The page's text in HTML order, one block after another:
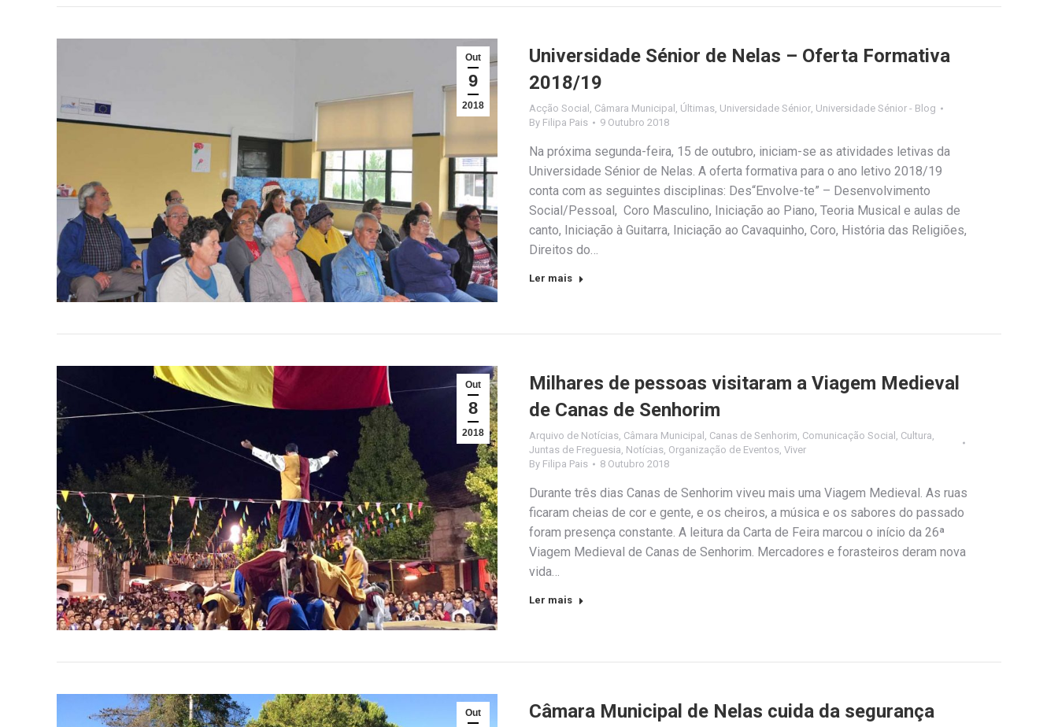
Out
9
2018
Universidade Sénior de Nelas – Oferta Formativa
2018/19
Acção Social , Câmara Municipal , Últimas, Universidade Sénior, Universidade Sénior - Blog
By Filipa Pais 9 Outubro 2018
Na próxima segunda-feira, 15 de outubro, iniciam-se as atividades letivas da
Universidade Sénior de Nelas. A oferta formativa para o ano letivo 2018/19
conta com as seguintes disciplinas: Des“Envolve-te” – Desenvolvimento
Social/Pessoal, Coro Masculino, Iniciação ao Piano, Teoria Musical e aulas de
canto, Iniciação à Guitarra, Iniciação ao Cavaquinho, Coro, História das Religiões,
Direitos do…
Ler mais
Out
8
2018
Milhares de pessoas visitaram a Viagem Medieval
de Canas de Senhorim
Arquivo de Notícias, Câmara Municipal , Canas de Senhorim, Comunicação Social , Cultura,
Juntas de Freguesia, Notícias, Organização de Eventos, Viver
By Filipa Pais 8 Outubro 2018
Durante três dias Canas de Senhorim viveu mais uma Viagem Medieval. As ruas
ficaram cheias de cor e gente, e os cheiros, a música e os sabores do passado
foram presença constante. A leitura da Carta de Feira marcou o início da 26ª
Viagem Medieval de Canas de Senhorim. Mercadores e forasteiros deram nova
vida…
Ler mais
Out
Câmara Municipal de Nelas cuida da segurança